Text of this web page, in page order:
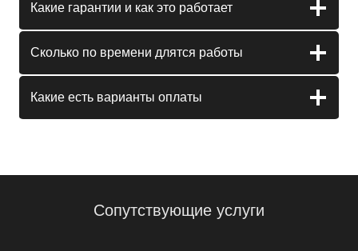
Какие гарантии и как это работает
Сколько по времени длятся работы
Какие есть варианты оплаты
Сопутствующие услуги